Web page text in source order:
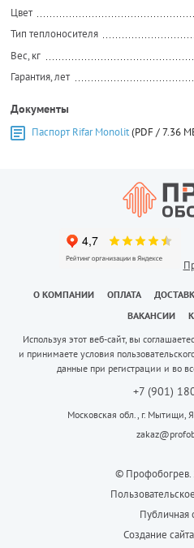
Цвет
Тип теплоносителя
Вес, кг
Гарантия, лет
Документы
Паспорт Rifar Monolit(PDF / 7.36
О КОМПАНИИ ОПЛАТА
ВАКАНСИИ
Используя этот веб-сайт, вы
и принимаете условия
данные при регистрации и во
+7 (901)
Московская обл., г. Мытищи,
© Профобогрев.
Публичная
Создание сайта